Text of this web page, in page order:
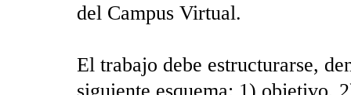
del Campus Virtual.
El trabajo debe estructurarse,